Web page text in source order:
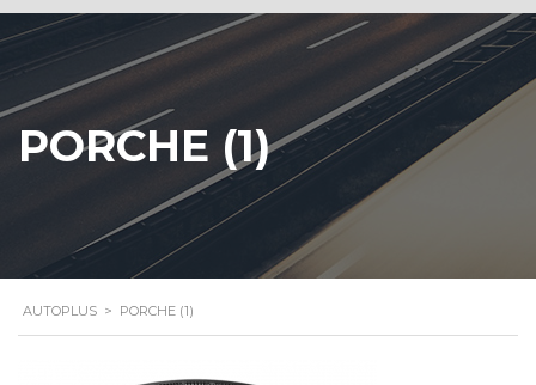
PORCHE (1)
AUTOPLUS > PORCHE (1)